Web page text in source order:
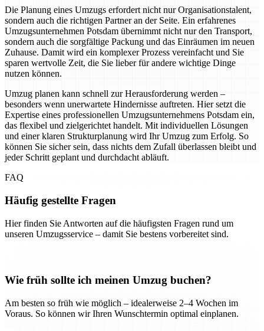
Die Planung eines Umzugs erfordert nicht nur Organisationstalent,
sondern auch die richtigen Partner an der Seite. Ein erfahrenes
Umzugsunternehmen Potsdam übernimmt nicht nur den Transport,
sondern auch die sorgfältige Packung und das Einräumen im neuen
Zuhause. Damit wird ein komplexer Prozess vereinfacht und Sie
sparen wertvolle Zeit, die Sie lieber für andere wichtige Dinge
nutzen können.
Umzug planen kann schnell zur Herausforderung werden –
besonders wenn unerwartete Hindernisse auftreten. Hier setzt die
Expertise eines professionellen Umzugsunternehmens Potsdam ein,
das flexibel und zielgerichtet handelt. Mit individuellen Lösungen
und einer klaren Strukturplanung wird Ihr Umzug zum Erfolg. So
können Sie sicher sein, dass nichts dem Zufall überlassen bleibt und
jeder Schritt geplant und durchdacht abläuft.
FAQ
Häufig gestellte Fragen
Hier finden Sie Antworten auf die häufigsten Fragen rund um
unseren Umzugsservice – damit Sie bestens vorbereitet sind.
Wie früh sollte ich meinen Umzug buchen?
Am besten so früh wie möglich – idealerweise 2–4 Wochen im
Voraus. So können wir Ihren Wunschtermin optimal einplanen.